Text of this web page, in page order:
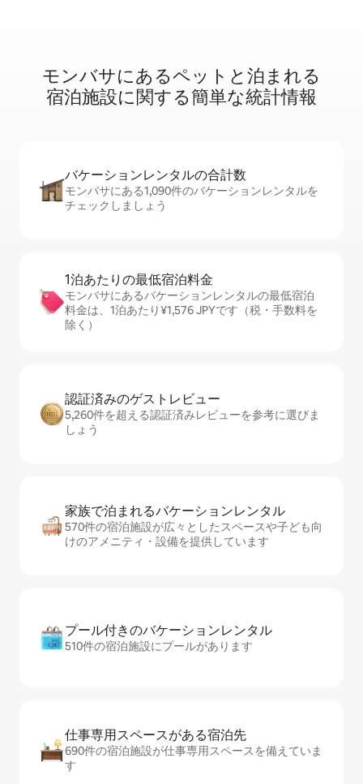
モンバサに⁠あ⁠るペ⁠ッ⁠ト⁠と泊⁠ま⁠れ⁠る
宿⁠泊⁠施⁠設⁠に関⁠す⁠る簡⁠単⁠な統⁠計⁠情⁠報
バケーションレ⁠ン⁠タ⁠ル⁠の合⁠計⁠数
モンバサにある1,090件のバケーションレンタルを
チェックしましょう
1泊あたりの最⁠低⁠宿⁠泊⁠料⁠金
モンバサにあるバケーションレンタルの最低宿泊
料金は、1泊あたり¥1,576 JPYです（税・手数料を
除く）
認証済みのゲ⁠ス⁠ト⁠レ⁠ビ⁠ュ⁠ー
5,260件を超える認証済みレビューを参考に選びま
しょう
家族で泊まれるバ⁠ケ⁠ー⁠シ⁠ョ⁠ンレ⁠ン⁠タ⁠ル
570件の宿泊施設が広々としたスペースや子ども向
けのアメニティ・設備を提供しています
プール付きのバ⁠ケ⁠ー⁠シ⁠ョ⁠ンレ⁠ン⁠タ⁠ル
510件の宿泊施設にプールがあります
仕事専用ス⁠ペ⁠ー⁠スがあ⁠る宿⁠泊⁠先
690件の宿泊施設が仕事専用スペースを備えていま
す